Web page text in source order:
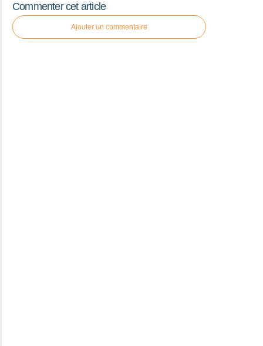
Commenter cet article
Ajouter un commentaire